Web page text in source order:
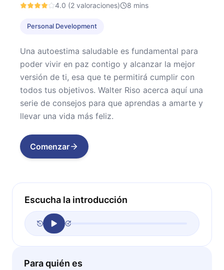
4.0 (2 valoraciones) 8 mins
Personal Development
Una autoestima saludable es fundamental para
poder vivir en paz contigo y alcanzar la mejor
versión de ti, esa que te permitirá cumplir con
todos tus objetivos. Walter Riso acerca aquí una
serie de consejos para que aprendas a amarte y
llevar una vida más feliz.
Comenzar
Escucha la introducción
Para quién es